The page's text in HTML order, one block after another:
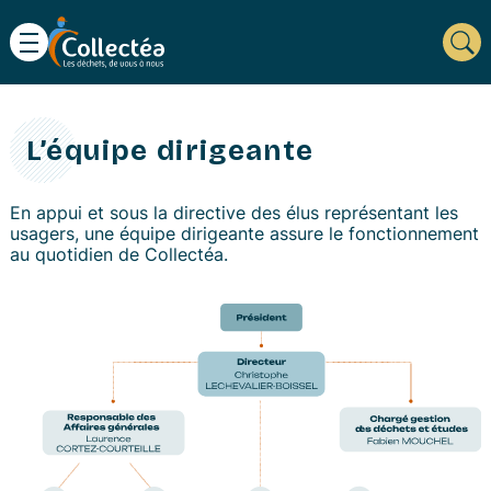
L’équipe dirigeante
En appui et sous la directive des élus représentant les
usagers, une équipe dirigeante assure le fonctionnement
au quotidien de Collectéa.